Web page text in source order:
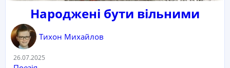
Народжені бути вільними
Тихон Михайлов
Дата:
26.07.2025